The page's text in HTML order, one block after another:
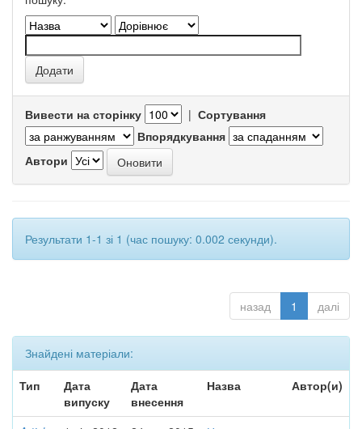
Вивести на сторінку | Сортування
Впорядкування
Автори
Результати 1-1 зі 1 (час пошуку: 0.002 секунди).
назад 1 далі
Знайдені матеріали:
Тип
Дата
випуску
Дата
внесення
Назва Автор(и)